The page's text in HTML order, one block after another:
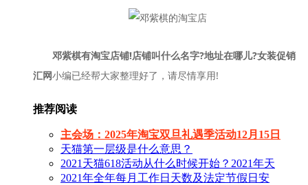
邓紫棋有淘宝店铺!店铺叫什么名字?地址在哪儿?女装促销
汇网小编已经帮大家整理好了，请尽情享用!
推荐阅读
主会场：2025年淘宝双旦礼遇季活动12月15日
天猫第一层级是什么意思？
2021天猫618活动从什么时候开始？2021年天
2021年全年每月工作日天数及法定节假日安